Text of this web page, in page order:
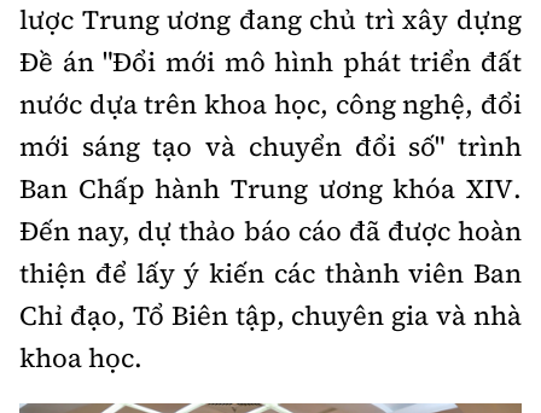
lược Trung ương đang chủ trì xây dựng
Đề án "Đổi mới mô hình phát triển đất
nước dựa trên khoa học, công nghệ, đổi
mới sáng tạo và chuyển đổi số" trình
Ban Chấp hành Trung ương khóa XIV.
Đến nay, dự thảo báo cáo đã được hoàn
thiện để lấy ý kiến các thành viên Ban
Chỉ đạo, Tổ Biên tập, chuyên gia và nhà
khoa học.